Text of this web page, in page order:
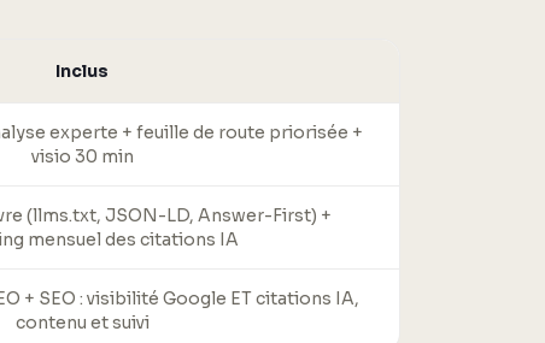
Inclus
experte + feuille de route priorisée +
visio 30 min
(llms.txt, JSON-LD, Answer-First) +
mensuel des citations IA
+ SEO : visibilité Google ET citations IA,
contenu et suivi